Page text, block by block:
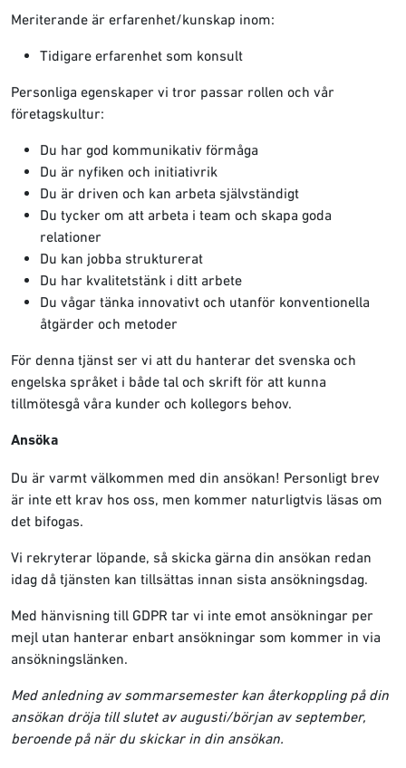
Meriterande är erfarenhet/kunskap inom:
Tidigare erfarenhet som konsult
Personliga egenskaper vi tror passar rollen och vår
företagskultur:
Du har god kommunikativ förmåga
Du är nyfiken och initiativrik
Du är driven och kan arbeta självständigt
Du tycker om att arbeta i team och skapa goda
relationer
Du kan jobba strukturerat
Du har kvalitetstänk i ditt arbete
Du vågar tänka innovativt och utanför konventionella
åtgärder och metoder
För denna tjänst ser vi att du hanterar det svenska och
engelska språket i både tal och skrift för att kunna
tillmötesgå våra kunder och kollegors behov.
Ansöka
Du är varmt välkommen med din ansökan! Personligt brev
är inte ett krav hos oss, men kommer naturligtvis läsas om
det bifogas.
Vi rekryterar löpande, så skicka gärna din ansökan redan
idag då tjänsten kan tillsättas innan sista ansökningsdag.
Med hänvisning till GDPR tar vi inte emot ansökningar per
mejl utan hanterar enbart ansökningar som kommer in via
ansökningslänken.
Med anledning av sommarsemester kan återkoppling på din
ansökan dröja till slutet av augusti/början av september,
beroende på när du skickar in din ansökan.